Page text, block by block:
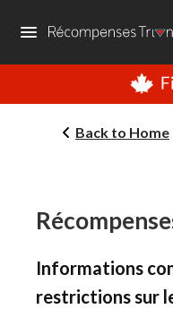
Back to Home
Informations
restrictions sur